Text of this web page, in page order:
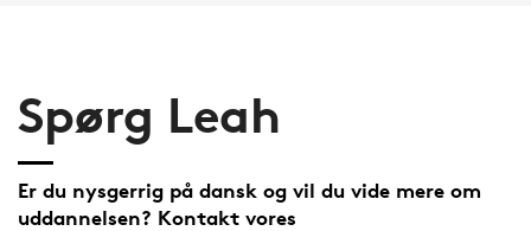
Spørg Leah
Er du nysgerrig på dansk og vil du vide mere om
uddannelsen? Kontakt vores